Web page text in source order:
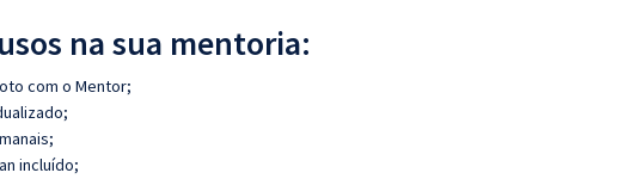
na sua mentoria:
com o Mentor;
incluído;